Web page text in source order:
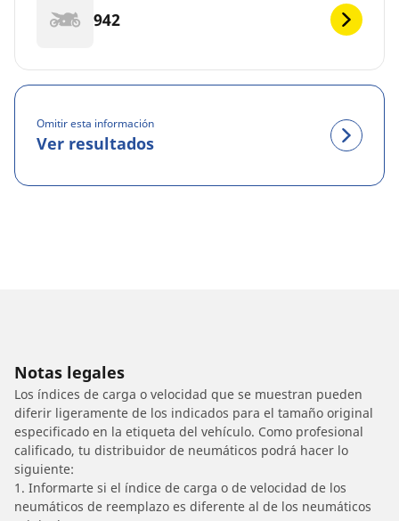
942
Omitir esta información
Ver resultados
Notas legales
Los índices de carga o velocidad que se muestran pueden
diferir ligeramente de los indicados para el tamaño original
especificado en la etiqueta del vehículo. Como profesional
calificado, tu distribuidor de neumáticos podrá hacer lo
siguiente:
1. Informarte si el índice de carga o de velocidad de los
neumáticos de reemplazo es diferente al de los neumáticos